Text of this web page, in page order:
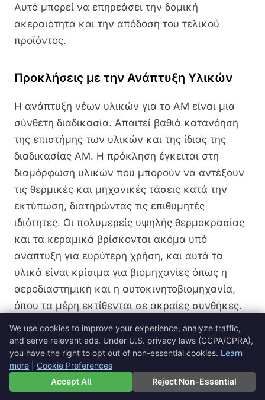
Αυτό μπορεί να επηρεάσει την δομική
ακεραιότητα και την απόδοση του τελικού
προϊόντος.
Προκλήσεις με την Ανάπτυξη Υλικών
Η ανάπτυξη νέων υλικών για το AM είναι μια
σύνθετη διαδικασία. Απαιτεί βαθιά κατανόηση
της επιστήμης των υλικών και της ίδιας της
διαδικασίας AM. Η πρόκληση έγκειται στη
διαμόρφωση υλικών που μπορούν να αντέξουν
τις θερμικές και μηχανικές τάσεις κατά την
εκτύπωση, διατηρώντας τις επιθυμητές
ιδιότητες. Οι πολυμερείς υψηλής θερμοκρασίας
και τα κεραμικά βρίσκονται ακόμα υπό
ανάπτυξη για ευρύτερη χρήση, και αυτά τα
υλικά είναι κρίσιμα για βιομηχανίες όπως η
αεροδιαστημική και η αυτοκινητοβιομηχανία,
όπου τα μέρη εκτίθενται σε ακραίες συνθήκες.
Έλεγχος Ποιότητας
Η διασφάλιση της ποιότητας των προϊόντων AM
🇬🇷Ελληνικά
We use cookies to improve your experience, analyze traffic,
and serve relevant ads. Under U.S. privacy laws (CCPA/CPRA),
you have the right to opt out of non-essential cookies. Learn
more
Cookie Preferences
Accept All
Reject Non-Essential